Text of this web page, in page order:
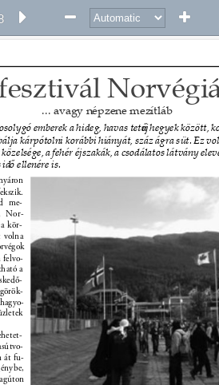
... avagy népzene mezítláb
me-
Nor-
a kör-
volna
felvo-
a
át fu-
emberek a hideg, havas tetej
ű hegyek között,
kárpótolni korábbi hiányát, száz ágra süt. Ez
a fehér éjszakák, a csodálatos látvány
idő ellenére is.